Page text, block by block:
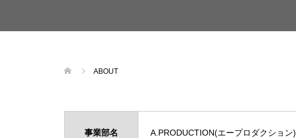
ABOUT
事業部名 A.PRODUCTION(エープロダクション)